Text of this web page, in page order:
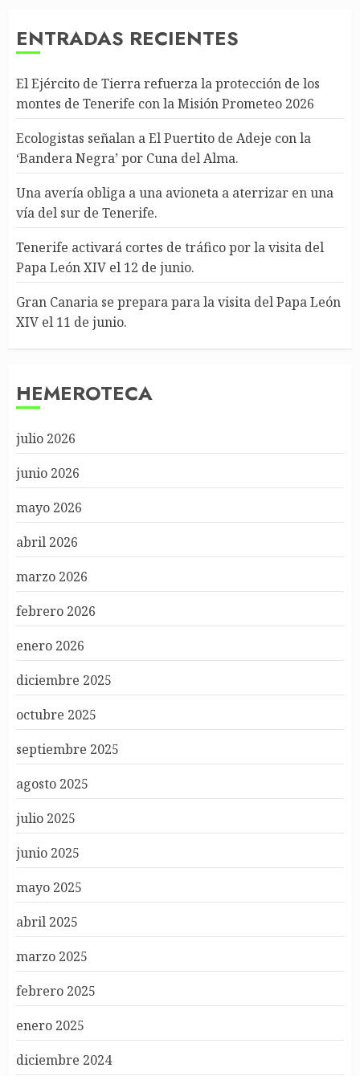
ENTRADAS RECIENTES
El Ejército de Tierra refuerza la protección de los
montes de Tenerife con la Misión Prometeo 2026
Ecologistas señalan a El Puertito de Adeje con la
‘Bandera Negra’ por Cuna del Alma.
Una avería obliga a una avioneta a aterrizar en una
vía del sur de Tenerife.
Tenerife activará cortes de tráfico por la visita del
Papa León XIV el 12 de junio.
Gran Canaria se prepara para la visita del Papa León
XIV el 11 de junio.
HEMEROTECA
julio 2026
junio 2026
mayo 2026
abril 2026
marzo 2026
febrero 2026
enero 2026
diciembre 2025
octubre 2025
septiembre 2025
agosto 2025
julio 2025
junio 2025
mayo 2025
abril 2025
marzo 2025
febrero 2025
enero 2025
diciembre 2024